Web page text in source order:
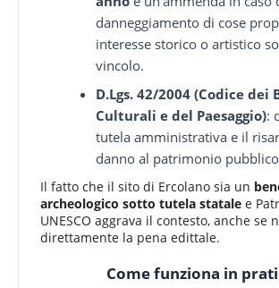
danneggiamento di cose
interesse storico o artistico
vincolo.
D.Lgs. 42/2004 (Codice dei
Culturali e del Paesaggio):
tutela amministrativa e il
danno al patrimonio
Il fatto che il sito di Ercolano sia un
archeologico sotto tutela statale e
UNESCO aggrava il contesto, anche se
direttamente la pena edittale.
Come funziona in